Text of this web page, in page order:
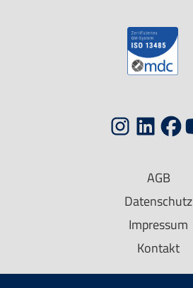
AGB
Datenschutz
Impressum
Kontakt